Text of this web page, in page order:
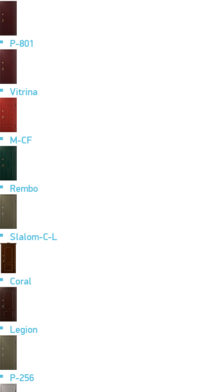
P-801
Vitrina
M-CF
Rembo
Slalom-C-L
Coral
Legion
P-256